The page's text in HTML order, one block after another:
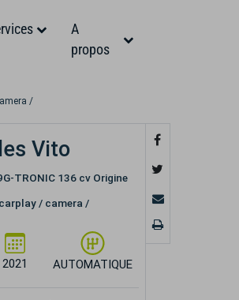
A
propos
/
Vito
TRONIC 136 cv Origine
/ camera /
2021 AUTOMATIQUE